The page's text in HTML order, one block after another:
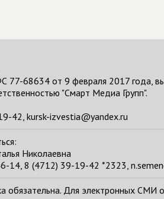
77-68634 от 9 февраля 2017 года,
"Смарт Медиа Групп".
42, kursk-izvestia@yandex.ru
Николаевна
14, 8 (4712) 39-19-42 *2323,
обязательна. Для электронных